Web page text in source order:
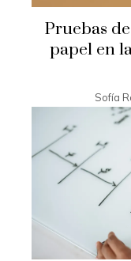
Pruebas
papel en
Sofía